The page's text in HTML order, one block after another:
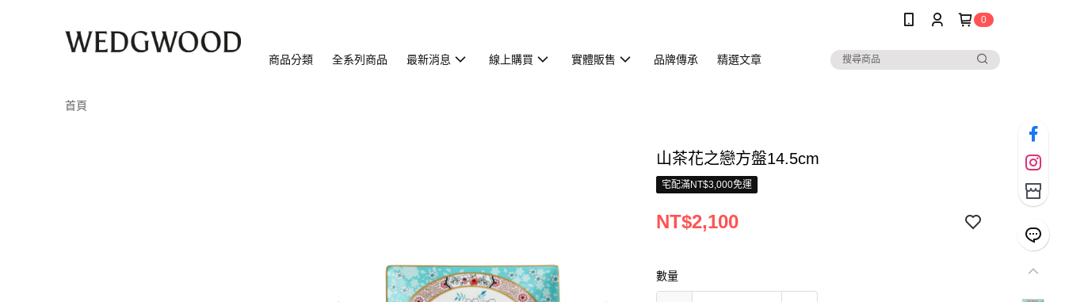
0
商品分類 全系列商品 最新消息 線上購買 實體販售 品牌傳承 精選文章
首頁
山茶花之戀方盤14.5cm
宅配滿NT$3,000免運
NT$2,100
數量